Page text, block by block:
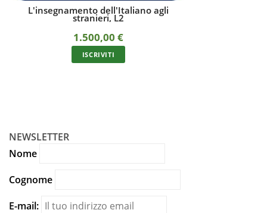
Corso online di didattica dell'italiano a
stranieri con docente
570,00€
In unica soluzione con carta/bonifico oppure a
rate
NEWSLETTER
Nome
Cognome
E-mail: